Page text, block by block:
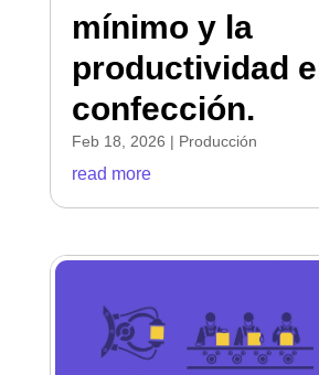
mínimo y la
productividad
confección.
Feb 18, 2026 | Producción
read more